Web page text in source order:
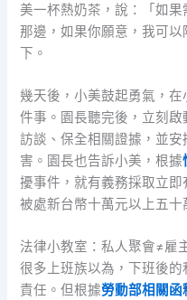
美一杯熱奶茶，說：「如
那邊，如果你願意，我可
下。
幾天後，小美鼓起勇氣，
件事。園長聽完後，立刻啟
訪談、保全相關證據，並
害。園長也告訴小美，根據
擾事件，就有義務採取立
被處新台幣十萬元以上五十
法律小教室：私人聚會≠雇
很多上班族以為，下班後
責任。但根據勞動部相關函